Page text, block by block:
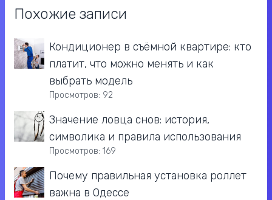
Похожие записи
Кондиционер в съёмной квартире: кто
платит, что можно менять и как
выбрать модель
Просмотров: 92
Значение ловца снов: история,
символика и правила использования
Просмотров: 169
Почему правильная установка роллет
важна в Одессе